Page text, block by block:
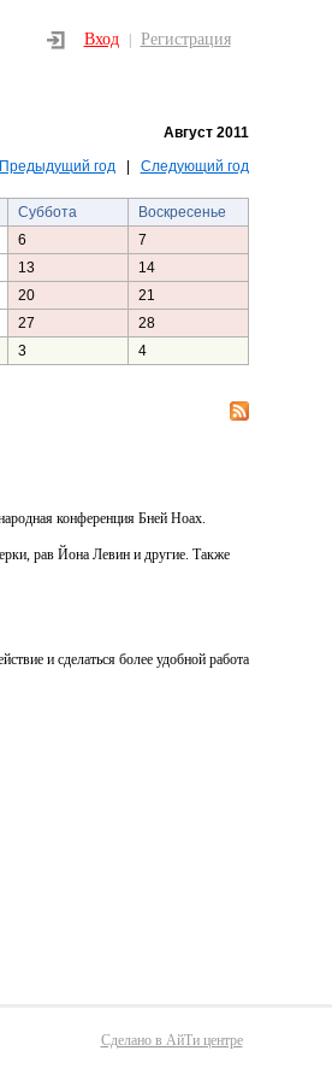
Вход Регистрация
Август 2011
Предыдущий год| Следующий год
Суббота
Воскресенье
6
7
13
14
20
21
27
28
3 4
конференция Бней Ноах.
рав Йона Левин и другие. Также
и сделаться более удобной работа
Сделано в АйТи центре